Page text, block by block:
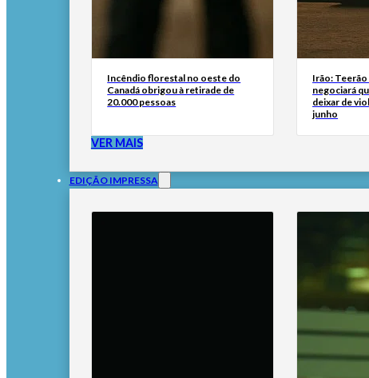
Incêndio florestal no oeste do
Canadá obrigou à retirade de
20.000 pessoas
Irão:
negociará
deixar de
junho
VER MAIS
EDIÇÃO IMPRESSA